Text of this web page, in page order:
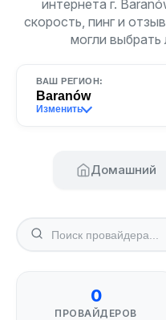
интернета г.
скорость, пинг и
могли выбрать
ВАШ РЕГИОН:
Baranów
Изменить
Домашний
0
ПРОВАЙДЕРОВ